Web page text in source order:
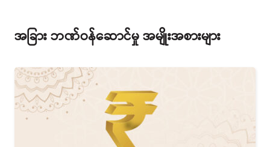
အခြား ဘဏ်ဝန်ဆောင်မှု အမျိုးအစားများ